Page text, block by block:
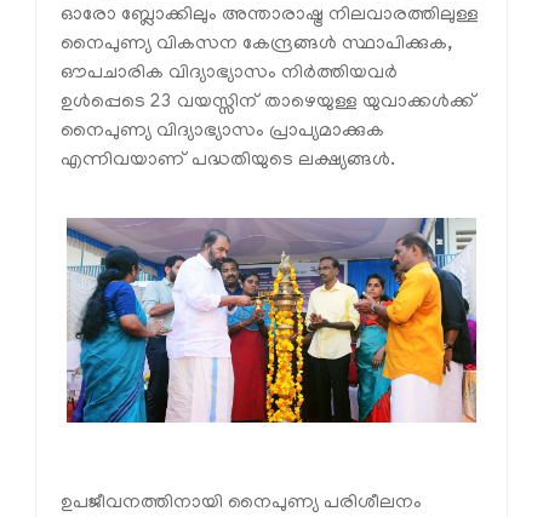
ഓരോ ബ്ലോക്കിലും അന്താരാഷ്ട്ര നിലവാരത്തിലുള്ള
നൈപുണ്യ വികസന കേന്ദ്രങ്ങൾ സ്ഥാപിക്കുക,
ഔപചാരിക വിദ്യാഭ്യാസം നിർത്തിയവർ
ഉൾപ്പെടെ 23 വയസ്സിന് താഴെയുള്ള യുവാക്കൾക്ക്
നൈപുണ്യ വിദ്യാഭ്യാസം പ്രാപ്യമാക്കുക
എന്നിവയാണ് പദ്ധതിയുടെ ലക്ഷ്യങ്ങൾ.
ഉപജീവനത്തിനായി നൈപുണ്യ പരിശീലനം